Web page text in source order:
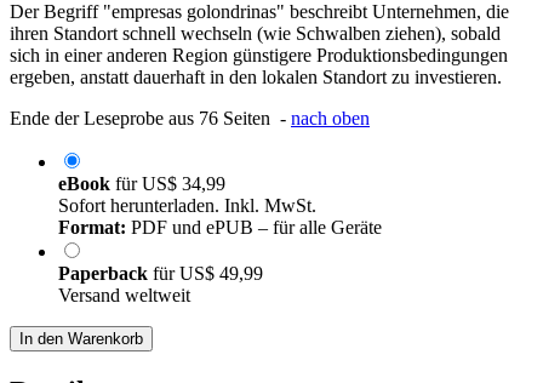
Der Begriff "empresas golondrinas" beschreibt Unternehmen, die
ihren Standort schnell wechseln (wie Schwalben ziehen), sobald
sich in einer anderen Region günstigere Produktionsbedingungen
ergeben, anstatt dauerhaft in den lokalen Standort zu investieren.
Ende der Leseprobe aus 76 Seiten - nach oben
eBook fürUS$ 34,99
Sofort herunterladen. Inkl. MwSt.
Format: PDF und ePUB – für alle Geräte
Paperback fürUS$ 49,99
Versand weltweit
In den Warenkorb